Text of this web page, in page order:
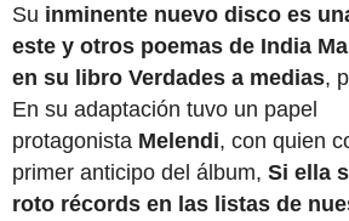
Su inminente nuevo disco es
este y otros poemas de India
en su libro Verdades a medias,
En su adaptación tuvo un papel
protagonista Melendi, con quien
primer anticipo del álbum, Si ella
roto récords en las listas de